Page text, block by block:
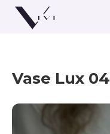
Vase Lux 04